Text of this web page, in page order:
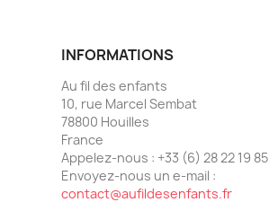
INFORMATIONS
Au fil des enfants
10, rue Marcel Sembat
78800 Houilles
France
Appelez-nous : +33 (6) 28 22 19 85
Envoyez-nous un e-mail :
contact@aufildesenfants.fr